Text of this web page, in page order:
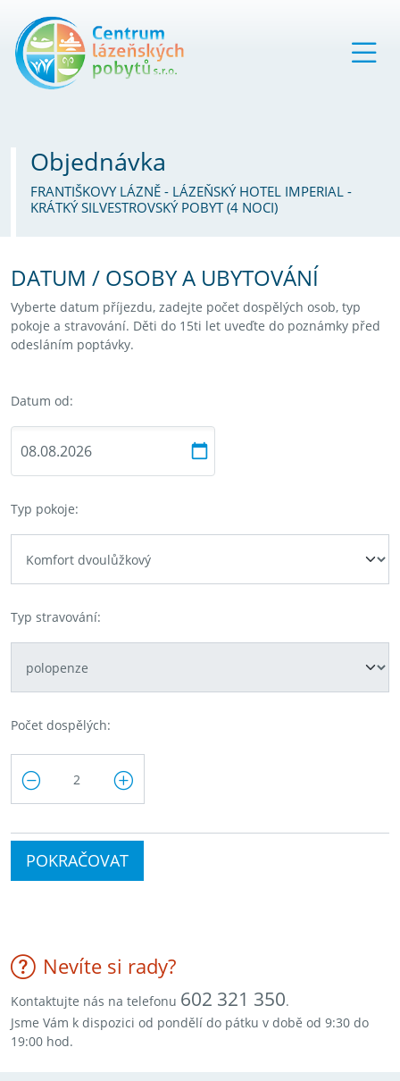
Objednávka
FRANTIŠKOVY LÁZNĚ - LÁZEŇSKÝ HOTEL IMPERIAL -
KRÁTKÝ SILVESTROVSKÝ POBYT (4 NOCI)
DATUM / OSOBY A UBYTOVÁNÍ
Vyberte datum příjezdu, zadejte počet dospělých osob, typ
pokoje a stravování. Děti do 15ti let uveďte do poznámky před
odesláním poptávky.
Datum od:
Typ pokoje:
Typ stravování:
Počet dospělých:
POKRAČOVAT
Nevíte si rady?
Kontaktujte nás na telefonu 602 321 350.
Jsme Vám k dispozici od pondělí do pátku v době od 9:30 do
19:00 hod.